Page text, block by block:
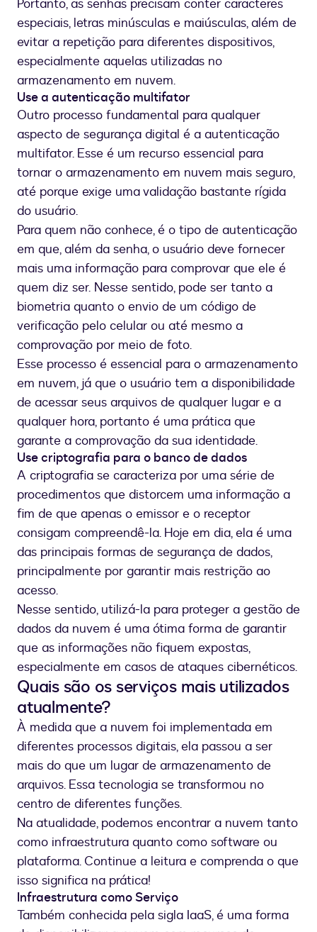
Portanto, as senhas precisam conter caracteres
especiais, letras minúsculas e maiúsculas, além de
evitar a repetição para diferentes dispositivos,
especialmente aquelas utilizadas no
armazenamento em nuvem.
Use a autenticação multifator
Outro processo fundamental para qualquer
aspecto de segurança digital é a autenticação
multifator. Esse é um recurso essencial para
tornar o armazenamento em nuvem mais seguro,
até porque exige uma validação bastante rígida
do usuário.
Para quem não conhece, é o tipo de autenticação
em que, além da senha, o usuário deve fornecer
mais uma informação para comprovar que ele é
quem diz ser. Nesse sentido, pode ser tanto a
biometria quanto o envio de um código de
verificação pelo celular ou até mesmo a
comprovação por meio de foto.
Esse processo é essencial para o armazenamento
em nuvem, já que o usuário tem a disponibilidade
de acessar seus arquivos de qualquer lugar e a
qualquer hora, portanto é uma prática que
garante a comprovação da sua identidade.
Use criptografia para o banco de dados
A criptografia se caracteriza por uma série de
procedimentos que distorcem uma informação a
fim de que apenas o emissor e o receptor
consigam compreendê-la. Hoje em dia, ela é uma
das principais formas de segurança de dados,
principalmente por garantir mais restrição ao
acesso.
Nesse sentido, utilizá-la para proteger a gestão de
dados da nuvem é uma ótima forma de garantir
que as informações não fiquem expostas,
especialmente em casos de ataques cibernéticos.
Quais são os serviços mais utilizados
atualmente?
À medida que a nuvem foi implementada em
diferentes processos digitais, ela passou a ser
mais do que um lugar de armazenamento de
arquivos. Essa tecnologia se transformou no
centro de diferentes funções.
Na atualidade, podemos encontrar a nuvem tanto
como infraestrutura quanto como software ou
plataforma. Continue a leitura e comprenda o que
isso significa na prática!
Infraestrutura como Serviço
Também conhecida pela sigla IaaS, é uma forma